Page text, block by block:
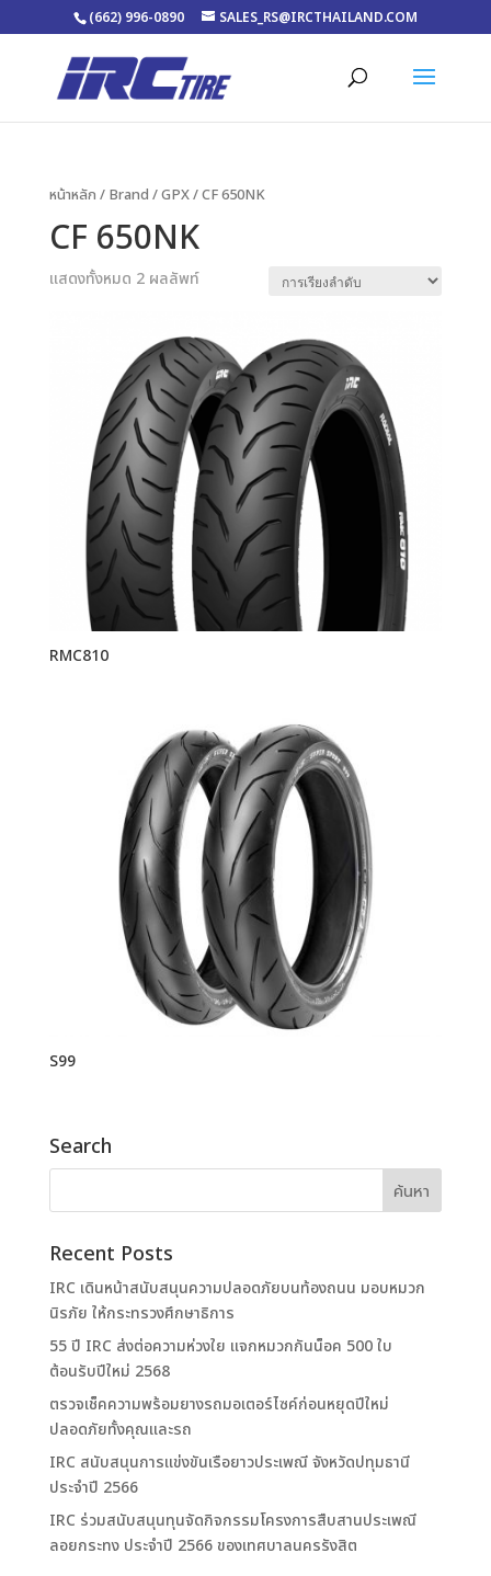
(662) 996-0890 SALES_RS@IRCTHAILAND.COM
หน้าหลัก / Brand /GPX/ CF 650NK
CF 650NK
แสดงทั้งหมด 2 ผลลัพท์
RMC810
S99
Search
Recent Posts
IRC เดินหน้าสนับสนุนความปลอดภัยบนท้องถนน มอบหมวก
นิรภัย ให้กระทรวงศึกษาธิการ
55 ปี IRC ส่งต่อความห่วงใย แจกหมวกกันน็อค 500 ใบ
ต้อนรับปีใหม่ 2568
ตรวจเช็คความพร้อมยางรถมอเตอร์ไซค์ก่อนหยุดปีใหม่
ปลอดภัยทั้งคุณและรถ
IRC สนับสนุนการแข่งขันเรือยาวประเพณี จังหวัดปทุมธานี
ประจำปี 2566
IRC ร่วมสนับสนุนทุนจัดกิจกรรมโครงการสืบสานประเพณี
ลอยกระทง ประจำปี 2566 ของเทศบาลนครรังสิต